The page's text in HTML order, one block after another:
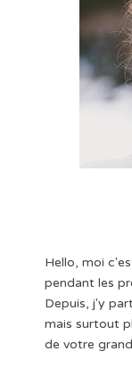
Hello, moi
pendant les
Depuis, j'y
mais surtout
de votre